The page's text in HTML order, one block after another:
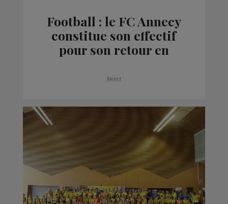
Football : le FC Annecy
constitue son effectif
pour son retour en
Sport